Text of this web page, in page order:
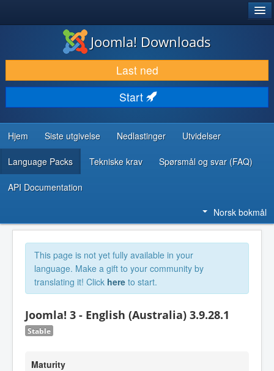
LAST NED & UTVID
OPPDAG & LÆR
SAMFUNN & BRUKERSTØTTE
UTVIKLINGSRESSURSER
Joomla! Downloads
Last ned
Start
Hjem Siste utgivelse Nedlastinger Utvidelser
Language Packs Tekniske krav Spørsmål og svar (FAQ)
API Documentation
Norsk bokmål
This page is not yet fully available in your
language. Make a gift to your community by
translating it! Click here to start.
Joomla! 3 - English (Australia) 3.9.28.1
Stable
Maturity